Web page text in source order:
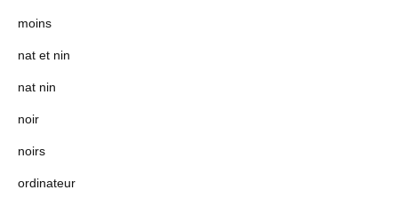
moins
nat et nin
nat nin
noir
noirs
ordinateur